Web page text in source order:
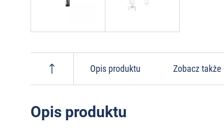
Opis produktu Zobacz także
Opis produktu